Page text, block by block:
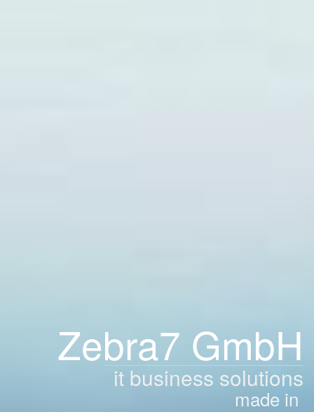
Zebra7 GmbH
it business solutions
made in